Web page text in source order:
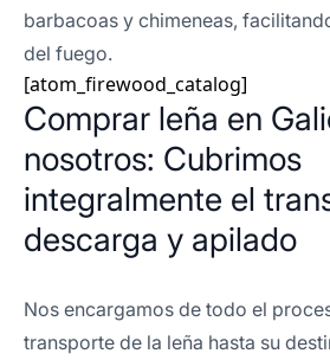
barbacoas y chimeneas,
del fuego.
[atom_firewood_catalog]
Comprar leña en
nosotros: Cubrimos
integralmente el
descarga y apilado
Nos encargamos de todo el
transporte de la leña hasta su